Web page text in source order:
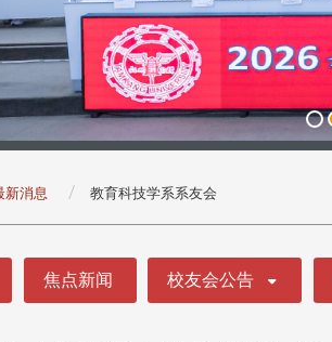
新消息 教育科技学系系友会
焦点新闻 校友会公告